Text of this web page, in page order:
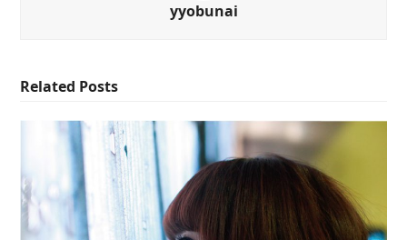
yyobunai
Related Posts